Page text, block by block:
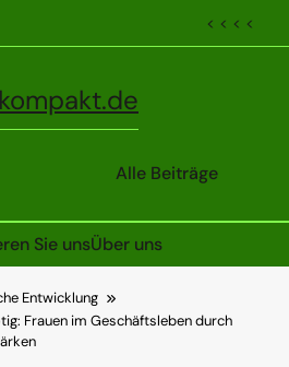
< < < <
Alle Beiträge
Sie unsÜber uns
Entwicklung
Frauen im Geschäftsleben durch